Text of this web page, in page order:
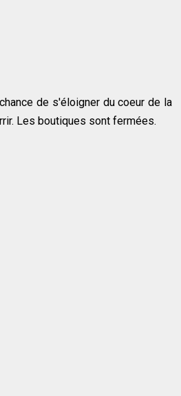
de s'éloigner du coeur de la
Les boutiques sont fermées.